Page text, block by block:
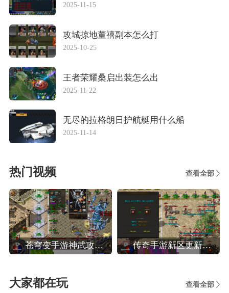
2025-11-15
攻城掠地董禧副本怎么打
2025-10-25
王者荣耀桑启出装怎么出
2025-11-22
无尽的拉格朗日护航艇用什么船
2025-11-14
热门视频 查看全部
苍穹变手游神武攻略,苍穹变高效玩转装备系统攻略 传奇手游新区更新攻略,热血传奇手机版新区人民币法师玩家晚八点前怎么升40级
大家都在玩 查看全部